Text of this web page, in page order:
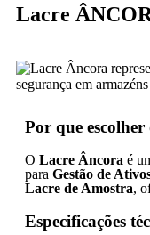
Lacre
Por que
O Lacre Âncora é
para Gestão de
Lacre de Amostra,
Especificações